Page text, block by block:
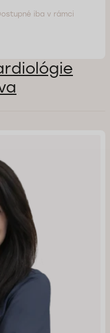
iba v rámci